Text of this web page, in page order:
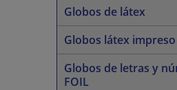
Globos de látex
Globos látex impreso
Globos de letras y
FOIL